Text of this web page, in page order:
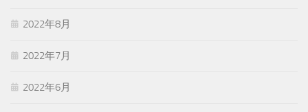
2022年8月
2022年7月
2022年6月